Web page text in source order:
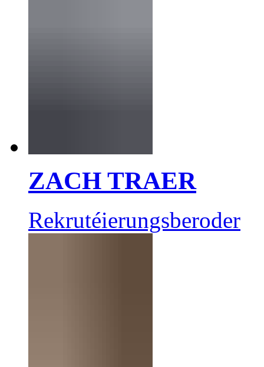
ZACH TRAER
Rekrutéierungsberoder